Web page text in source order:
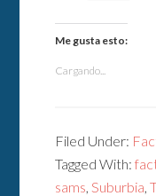
Me gusta esto:
Cargando...
Filed Under:
Tagged With:
sams Suburbia ,